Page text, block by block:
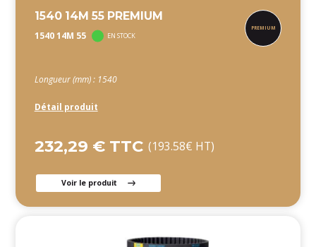
1540 14M 55 PREMIUM
1540 14M 55 EN STOCK
Longueur (mm) : 1540
Détail produit
232,29 € TTC (193.58€ HT)
Voir le produit